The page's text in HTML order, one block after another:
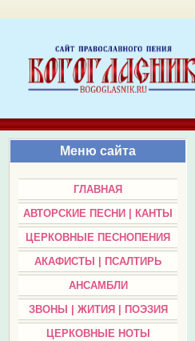
Меню сайта
ГЛАВНАЯ
АВТОРСКИЕ ПЕСНИ | КАНТЫ
ЦЕРКОВНЫЕ ПЕСНОПЕНИЯ
АКАФИСТЫ | ПСАЛТИРЬ
АНСАМБЛИ
ЗВОНЫ | ЖИТИЯ | ПОЭЗИЯ
ЦЕРКОВНЫЕ НОТЫ